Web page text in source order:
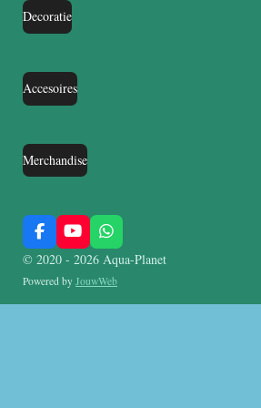
Decoratie
Accesoires
Merchandise
F
a
c
e
o
Y
o
u
T
b
W
h
a
t
A
© 2020 - 2026 Aqua-Planet
Powered by JouwWeb